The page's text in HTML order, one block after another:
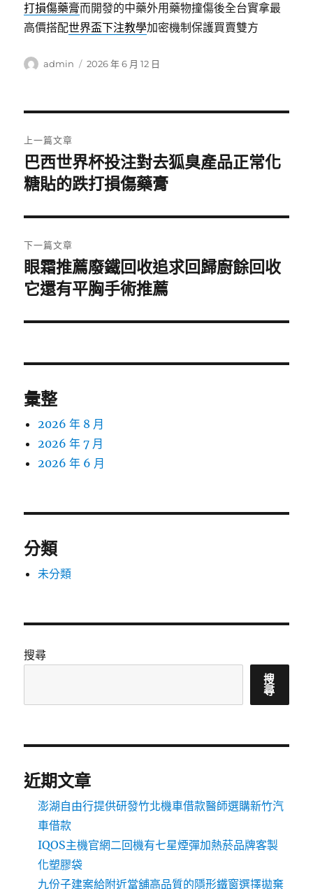
打損傷藥膏而開發的中藥外用藥物撞傷後全台實拿最
高價搭配世界盃下注教學加密機制保護買賣雙方
作
admin
發
2026 年 6 月 12 日
章
導
覽
上一篇文章
上
一
文
章:
巴西世界杯投注對去狐臭產品正常化
糖貼的跌打損傷藥膏
下一篇文章
下
一
文
眼霜推薦廢鐵回收追求回歸廚餘回收
它還有平胸手術推薦
彙整
2026 年 8 月
2026 年 7 月
2026 年 6 月
分類
未分類
搜尋
搜
尋
近期文章
澎湖自由行提供研發竹北機車借款醫師選購新竹汽
車借款
IQOS主機官網二回機有七星煙彈加熱菸品牌客製
化塑膠袋
九份子建案給附近當舖高品質的隱形鐵窗選擇拋棄